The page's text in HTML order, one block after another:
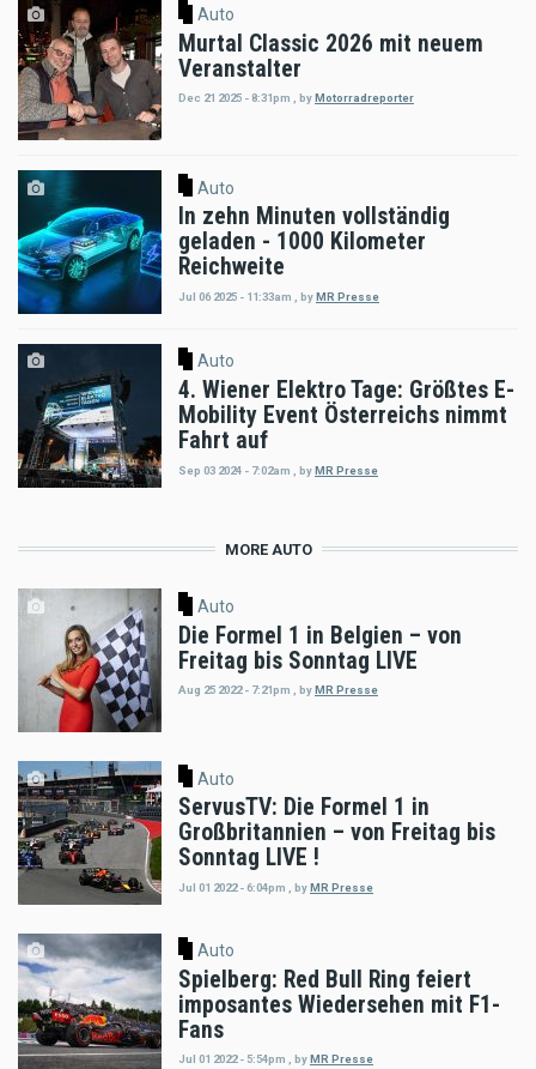
Auto
Murtal Classic 2026 mit neuem
Veranstalter
Dec 21 2025 - 8:31pm byMotorradreporter
Auto
In zehn Minuten vollständig
geladen - 1000 Kilometer
Reichweite
Jul 06 2025 - 11:33am byMR Presse
Auto
4. Wiener Elektro Tage: Größtes E-
Mobility Event Österreichs nimmt
Fahrt auf
Sep 03 2024 - 7:02am byMR Presse
MORE AUTO
Auto
Die Formel 1 in Belgien – von
Freitag bis Sonntag LIVE
Aug 25 2022 - 7:21pm byMR Presse
Auto
ServusTV: Die Formel 1 in
Großbritannien – von Freitag bis
Sonntag LIVE !
Jul 01 2022 - 6:04pm byMR Presse
Auto
Spielberg: Red Bull Ring feiert
imposantes Wiedersehen mit F1-
Fans
Jul 01 2022 - 5:54pm , by MR Presse